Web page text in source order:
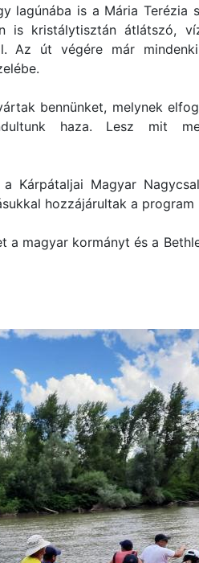
lagúnába is a Mária Terézia
is kristálytisztán átlátszó,
Az út végére már
bennünket, melynek
haza. Lesz mit
Magyar
hozzájárultak a program
a magyar kormányt és a